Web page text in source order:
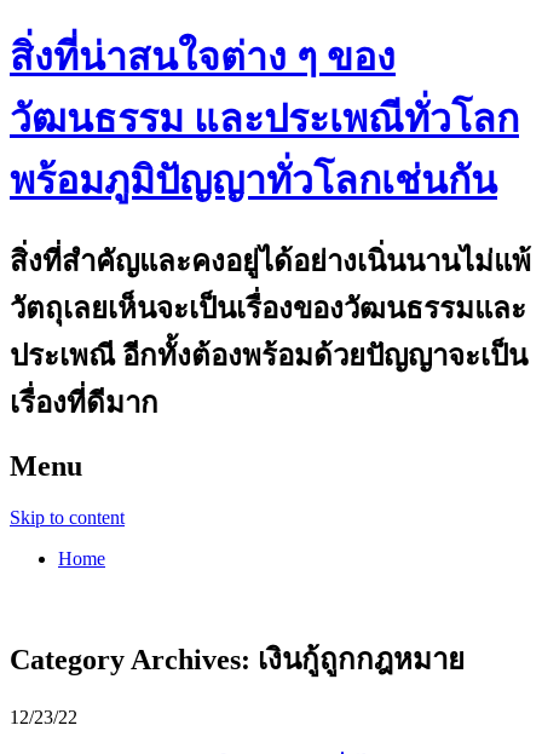
สิ่งที่น่าสนใจต่าง ๆ ของ
วัฒนธรรม และประเพณีทั่วโลก
พร้อมภูมิปัญญาทั่วโลกเช่นกัน
สิ่งที่สำคัญและคงอยู่ได้อย่างเนิ่นนานไม่แพ้
วัตถุเลยเห็นจะเป็นเรื่องของวัฒนธรรมและ
ประเพณี อีกทั้งต้องพร้อมด้วยปัญญาจะเป็น
เรื่องที่ดีมาก
Menu
Skip to content
Home
Category Archives: เงินกู้ถูกกฎหมาย
12/23/22